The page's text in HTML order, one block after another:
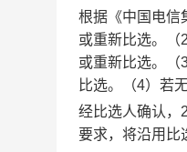
根据《中国电信
或重新比选。（
或重新比选。（
比选。（4）若
经比选人确认，
要求，将沿用 比